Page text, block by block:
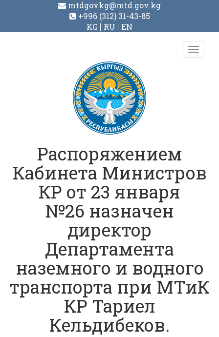
mtdgovkg@mtd.gov.kg
+996 (312) 31-43-85
KG
RU EN
Toggle
Распоряжением
Кабинета Министров
КР от 23 января
№26 назначен
директор
Департамента
наземного и водного
транспорта при МТиК
КР Тариел
Кельдибеков.